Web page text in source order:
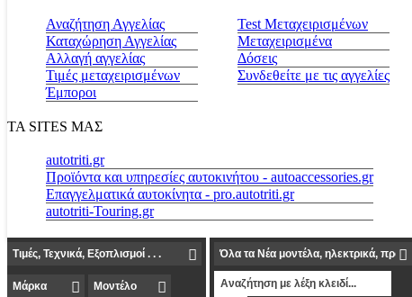
Αναζήτηση Αγγελίας
Καταχώρηση Αγγελίας
Αλλαγή αγγελίας
Τιμές μεταχειρισμένων
Έμποροι
Test Μεταχειρισμένων
Μεταχειρισμένα
Δόσεις
Συνδεθείτε με τις αγγελίες
ΤΑ SITES ΜΑΣ
autotriti.gr
Προϊόντα και υπηρεσίες αυτοκινήτου - autoaccessories.gr
Επαγγελματικά αυτοκίνητα - pro.autotriti.gr
autotriti-Touring.gr